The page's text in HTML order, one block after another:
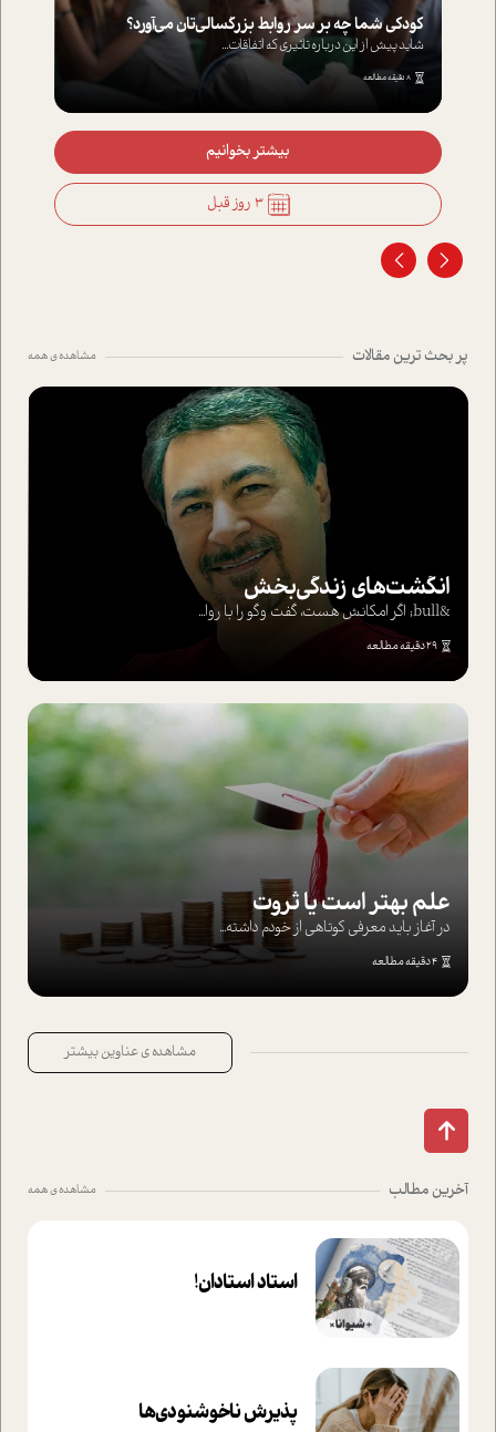
کودکی شما چه بر سر روابط بزرگسالی‌تان می‌آورد؟
شاید پیش از این درباره تاثیری که اتفاقات...
8 دقیقه مطالعه
بیشتر بخوانیم
3 روز قبل
پر بحث ترین مقالات مشاهده ی همه
انگشت‌های‌ زندگی‌بخش
&bull; اگر امکانش هست، گفت وگو را با روا...
29 دقیقه مطالعه
علم بهتر است یا ثروت
در آغاز باید معرفی کوتاهی از خودم داشته...
4 دقیقه مطالعه
مشاهده ی عناوین بیشتر
آخرین مطالب مشاهده ی همه
استاد استادان!
پذیرش ناخوشنودی‌ها